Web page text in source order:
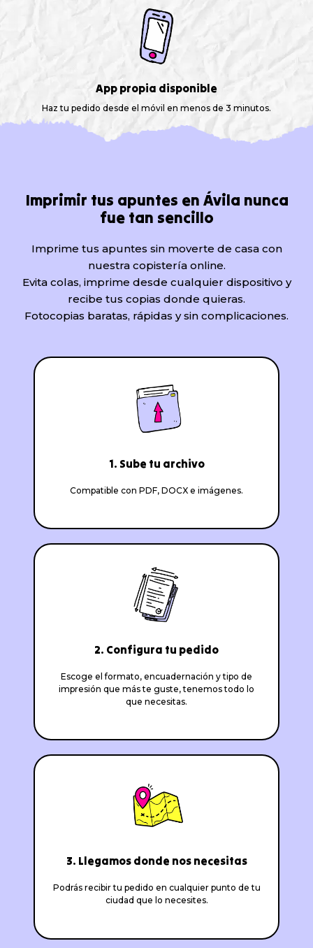
App propia disponible
Haz tu pedido desde el móvil en menos de 3 minutos.
Imprimir tus apuntes en Ávila nunca
fue tan sencillo
Imprime tus apuntes sin moverte de casa con
nuestra copistería online.
Evita colas, imprime desde cualquier dispositivo y
recibe tus copias donde quieras.
Fotocopias baratas, rápidas y sin complicaciones.
1. Sube tu archivo
Compatible con PDF, DOCX e imágenes.
2. Configura tu pedido
Escoge el formato, encuadernación y tipo de
impresión que más te guste, tenemos todo lo
que necesitas.
3. Llegamos donde nos necesitas
Podrás recibir tu pedido en cualquier punto de tu
ciudad que lo necesites.